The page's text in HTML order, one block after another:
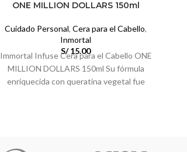
ONE MILLION DOLLARS 150ml
Cuidado Personal, Cera para el Cabello,
Inmortal
S/15.00
Immortal Infuse Cera para el Cabello ONE
MILLION DOLLARS 150ml Su fórmula
enriquecida con queratina vegetal fue